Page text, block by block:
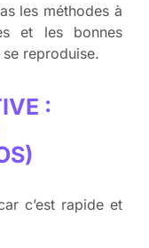
les méthodes à
et les bonnes
reproduise.
:
c’est rapide et